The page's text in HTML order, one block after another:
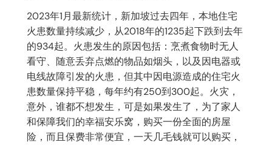
2023年1月最新统计，新加坡过去四年，本地住宅
火患数量持续减少，从2018年的1235起下跌到去年
的934起。火患发生的原因包括：烹煮食物时无人
看守、随意丢弃点燃的物品如烟头，以及因电器或
电线故障引发的火患，但其中因电源造成的住宅火
患数量保持平稳，每年约有250到300起。火灾，
意外，谁都不想发生，可是如果发生了，为了家人
和保障我们的幸福安乐窝，购买一份全面的房屋
险，而且保费非常便宜，一天几毛钱就可以购买，